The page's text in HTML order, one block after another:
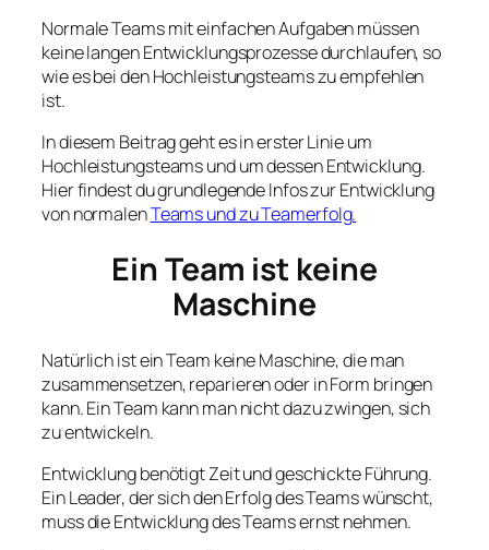
Normale Teams mit einfachen Aufgaben müssen
keine langen Entwicklungsprozesse durchlaufen, so
wie es bei den Hochleistungsteams zu empfehlen
ist.
In diesem Beitrag geht es in erster Linie um
Hochleistungsteams und um dessen Entwicklung.
Hier findest du grundlegende Infos zur Entwicklung
von normalenTeams und zu Teamerfolg.
Ein Team ist keine
Maschine
Natürlich ist ein Team keine Maschine, die man
zusammensetzen, reparieren oder in Form bringen
kann. Ein Team kann man nicht dazu zwingen, sich
zu entwickeln.
Entwicklung benötigt Zeit und geschickte Führung.
Ein Leader, der sich den Erfolg des Teams wünscht,
muss die Entwicklung des Teams ernst nehmen.